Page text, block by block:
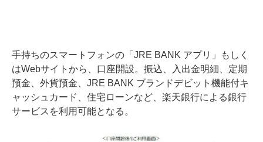
手持ちのスマートフォンの「JRE BANK アプリ」もしく
はWebサイトから、口座開設。振込、入出金明細、定期
預金、外貨預金、JRE BANK ブランドデビット機能付キ
ャッシュカード、住宅ローンなど、楽天銀行による銀行
サービスを利用可能となる。